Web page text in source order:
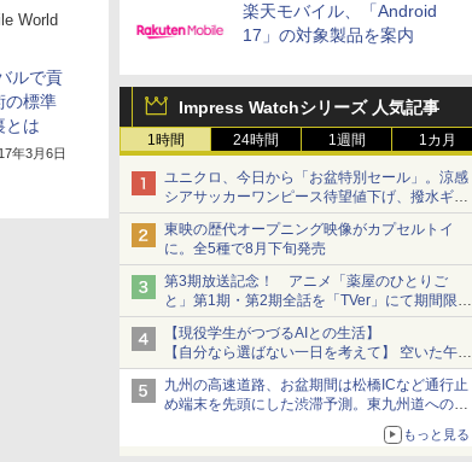
楽天モバイル、「Android
17」の対象製品を案内
Impress Watchシリーズ 人気記事
1時間 24時間 1週間 1カ月
ユニクロ、今日から「お盆特別セール」。涼感
シアサッカーワンピース待望値下げ、撥水ギア
ショーツは1990円に
東映の歴代オープニング映像がカプセルトイ
に。全5種で8月下旬発売
第3期放送記念！ アニメ「薬屋のひとりご
と」第1期・第2期全話を「TVer」にて期間限定
で順次無料配信開始
【現役学生がつづるAIとの生活】
【自分なら選ばない一日を考えて】 空いた午後
をチャッピーに捧げたら、思わぬ絶景に出会っ
た話
九州の高速道路、お盆期間は松橋ICなど通行止
め端末を先頭にした渋滞予測。東九州道への迂
もっと見る
World
ルで貢
の標準
とは
年3月6日